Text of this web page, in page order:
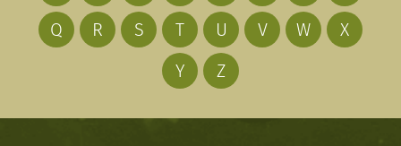
Q
R S T U V W
X
Y
Z